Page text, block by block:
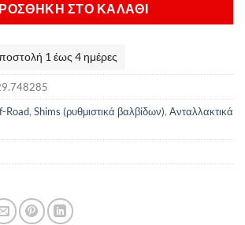
ΣΤΟ ΚΑΛΆΘΙ
1 έως 4 ημέρες
Road, Shims (ρυθμιστικά βαλβίδων), Ανταλλακτικά